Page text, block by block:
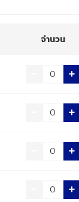
จำนวน